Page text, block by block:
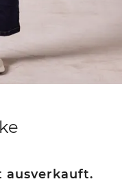
ausverkauft.